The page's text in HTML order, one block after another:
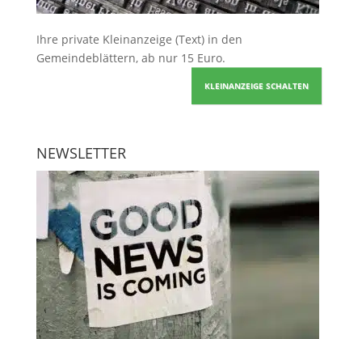
Ihre private Kleinanzeige (Text) in den
Gemeindeblättern, ab nur 15 Euro.
KLEINANZEIGE SCHALTEN
NEWSLETTER